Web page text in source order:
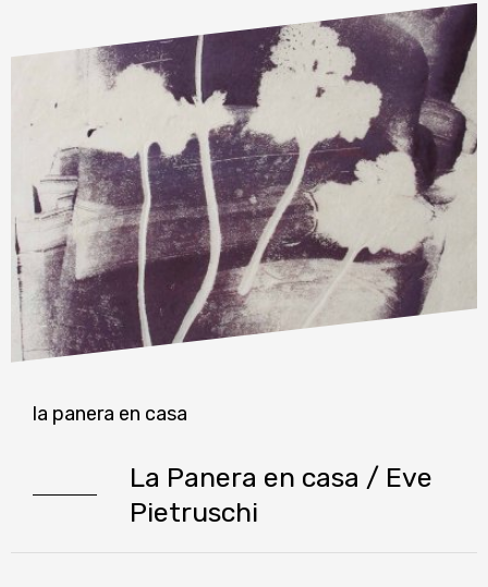
la panera en casa
La Panera en casa / Eve
Pietruschi